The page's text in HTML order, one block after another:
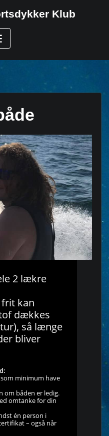
Klub
2 lækre
kan
dækkes
så længe
bliver
minimum have
om båden er ledig.
omtanke for din
én person i
– også når